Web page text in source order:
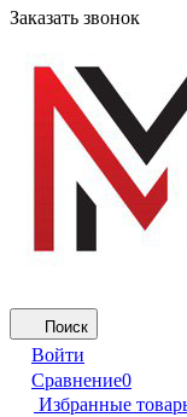
Заказать звонок
Поиск
Войти
Сравнение0
Избранные